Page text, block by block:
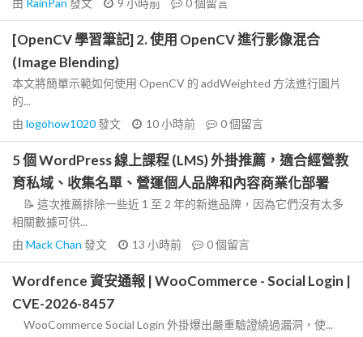
由 RainPan 發文 9 小時前 0個留言
[OpenCV 學習筆記] 2. 使用 OpenCV 進行影像混合
(Image Blending)
本文將簡單示範如何使用 OpenCV 的 addWeighted 方法進行圖片
的...
由 logohow1020發文 10 小時前 0個留言
5 個 WordPress 線上課程 (LMS) 外掛推薦，適合經營教
育私域、收集名單、營運個人品牌和內容商業化部署
📝 這次推薦排除一些近 1 至 2 年的新進品牌，因為它們沒有太多
相關數據可供...
由 Mack Chan 發文 13 小時前 0個留言
Wordfence 資安通報 | WooCommerce - Social Login |
CVE-2026-8457
WooCommerce Social Login 外掛爆出嚴重驗證繞過漏洞，使...